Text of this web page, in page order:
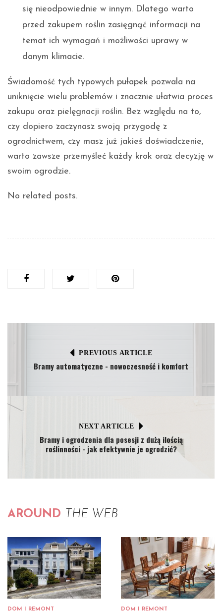
się nieodpowiednie w innym. Dlatego warto
przed zakupem roślin zasięgnąć informacji na
temat ich wymagań i możliwości uprawy w
danym klimacie.
Świadomość tych typowych pułapek pozwala na
uniknięcie wielu problemów i znacznie ułatwia proces
zakupu oraz pielęgnacji roślin. Bez względu na to,
czy dopiero zaczynasz swoją przygodę z
ogrodnictwem, czy masz już jakieś doświadczenie,
warto zawsze przemyśleć każdy krok oraz decyzję w
swoim ogrodzie.
No related posts.
PREVIOUS ARTICLE
Bramy automatyczne - nowoczesność i komfort
NEXT ARTICLE
Bramy i ogrodzenia dla posesji z dużą ilością
roślinności - jak efektywnie je ogrodzić?
AROUND THE WEB
DOM I REMONT DOM I REMONT